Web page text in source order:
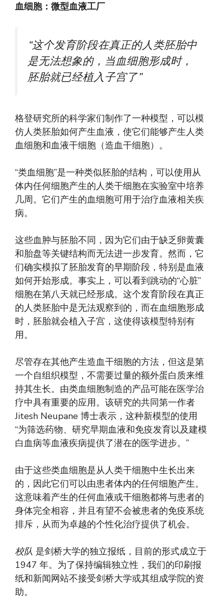
血细胞：微型血液工厂
“这个发育阶段在真正的人类胚胎中
是无法想象的，当血细胞形成时，
胚胎就已经植入子宫了”
格登研究所的科学家们制作了一种模型，可以模
仿人类胚胎如何产生血液，使它们能够产生人类
血细胞和血液干细胞（造血干细胞）。
“类血细胞”是一种类似胚胎的结构，可以使用从
体内任何细胞产生的人类干细胞在实验室中培养
几周。它们产生的血细胞可用于治疗血液相关疾
病。
这些血肿与胚胎不同，因为它们由于缺乏卵黄囊
和胎盘等关键结构而无法进一步发育。然而，它
们确实模拟了胚胎发育的早期阶段，特别是血液
如何开始形成。事实上，可以看到跳动的“心脏”
细胞在第八天就已经形成。这个发育阶段在真正
的人类胚胎中是无法观察到的，而在血细胞形成
时，胚胎就会植入子宫，这使得该模型特别有
用。
尽管存在其他产生造血干细胞的方法，但这是第
一个自组织模型，不需要过量的额外蛋白质来维
持其生长。由类血细胞制造的产品可能在医学治
疗中具有重要的应用。该研究的共同第一作者
Jitesh Neupane 博士表示，这种新模型的使用
“为筛选药物、研究早期血液和免疫发育以及建模
白血病等血液疾病提供了潜在的医学进步。”
由于这些类血细胞是从人类干细胞中生长出来
的，因此它们可以由患者体内的任何细胞产生。
这意味着产生的任何血液或干细胞都将与患者的
身体完全相容，并且有望不会被患者的免疫系统
排斥，从而为卓越的个性化治疗提供了机会。
校队 是剑桥大学的独立报纸，目前的形式成立于
1947 年。为了保持编辑独立性，我们的印刷报
纸和新闻网站不接受剑桥大学或其组成学院的资
助。